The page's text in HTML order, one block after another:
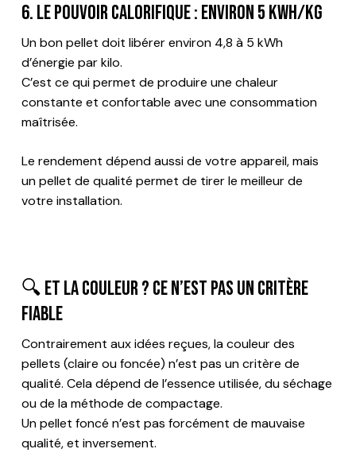
6. Le pouvoir calorifique : environ 5 kWh/kg
Un bon pellet doit libérer environ 4,8 à 5 kWh
d’énergie par kilo.
C’est ce qui permet de produire une chaleur
constante et confortable avec une consommation
maîtrisée.
Le rendement dépend aussi de votre appareil, mais
un pellet de qualité permet de tirer le meilleur de
votre installation.
🔍 Et la couleur ? Ce n’est pas un critère
fiable
Contrairement aux idées reçues, la couleur des
pellets (claire ou foncée) n’est pas un critère de
qualité. Cela dépend de l’essence utilisée, du séchage
ou de la méthode de compactage.
Un pellet foncé n’est pas forcément de mauvaise
qualité, et inversement.